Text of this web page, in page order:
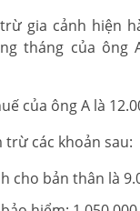
gia cảnh hiện
tháng của ông
của ông A là
trừ các khoản sau:
cho bản thân là